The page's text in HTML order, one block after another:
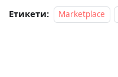
Етикети: Marketplace